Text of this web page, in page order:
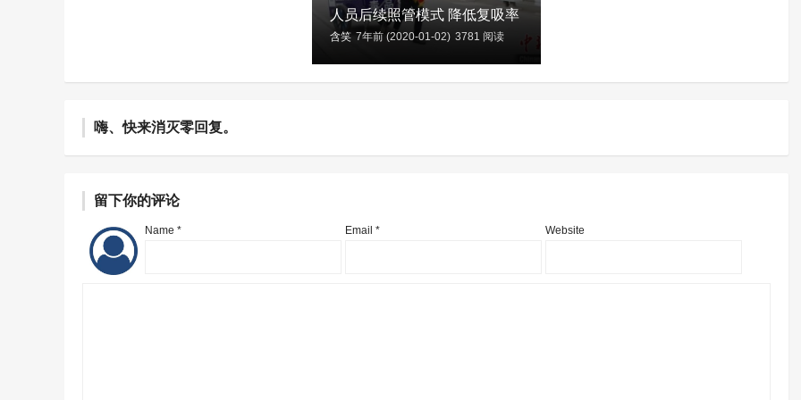
人员后续照管模式 降低复吸率
含笑 7年前 (2020-01-02) 3781 阅读
嗨、快来消灭零回复。
留下你的评论
Name * Email * Website